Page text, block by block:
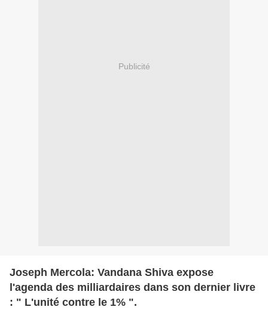
Publicité
Joseph Mercola: Vandana Shiva expose
l'agenda des milliardaires dans son dernier livre
: " L'unité contre le 1% ".